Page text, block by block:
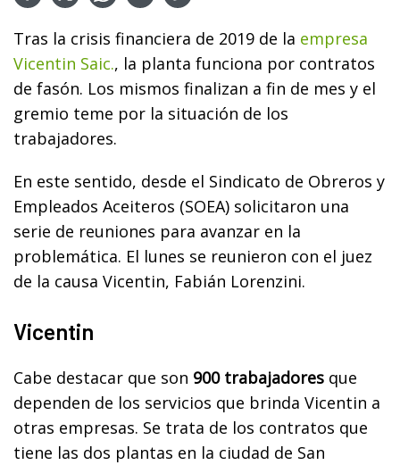
Tras la crisis financiera de 2019 de la empresa
Vicentin Saic., la planta funciona por contratos
de fasón. Los mismos finalizan a fin de mes y el
gremio teme por la situación de los
trabajadores.
En este sentido, desde el Sindicato de Obreros y
Empleados Aceiteros (SOEA) solicitaron una
serie de reuniones para avanzar en la
problemática. El lunes se reunieron con el juez
de la causa Vicentin, Fabián Lorenzini.
Vicentin
Cabe destacar que son 900 trabajadores que
dependen de los servicios que brinda Vicentin a
otras empresas. Se trata de los contratos que
tiene las dos plantas en la ciudad de San